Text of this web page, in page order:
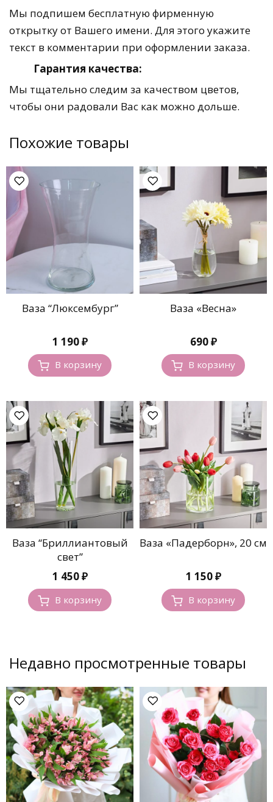
Мы подпишем бесплатную фирменную
открытку от Вашего имени. Для этого укажите
текст в комментарии при оформлении заказа.
Гарантия качества:
Мы тщательно следим за качеством цветов,
чтобы они радовали Вас как можно дольше.
Похожие товары
Ваза “Люксембург”
1 190₽
В корзину
Ваза «Весна»
690₽
В корзину
Ваза “Бриллиантовый
свет”
1 450₽
В корзину
Ваза «Падерборн», 20 см
1 150₽
В корзину
Недавно просмотренные товары